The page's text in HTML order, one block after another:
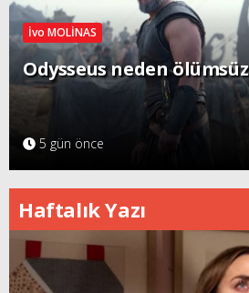
İvo MOLİNAS
Odysseus neden
5 gün önce
Haftalık Yazı